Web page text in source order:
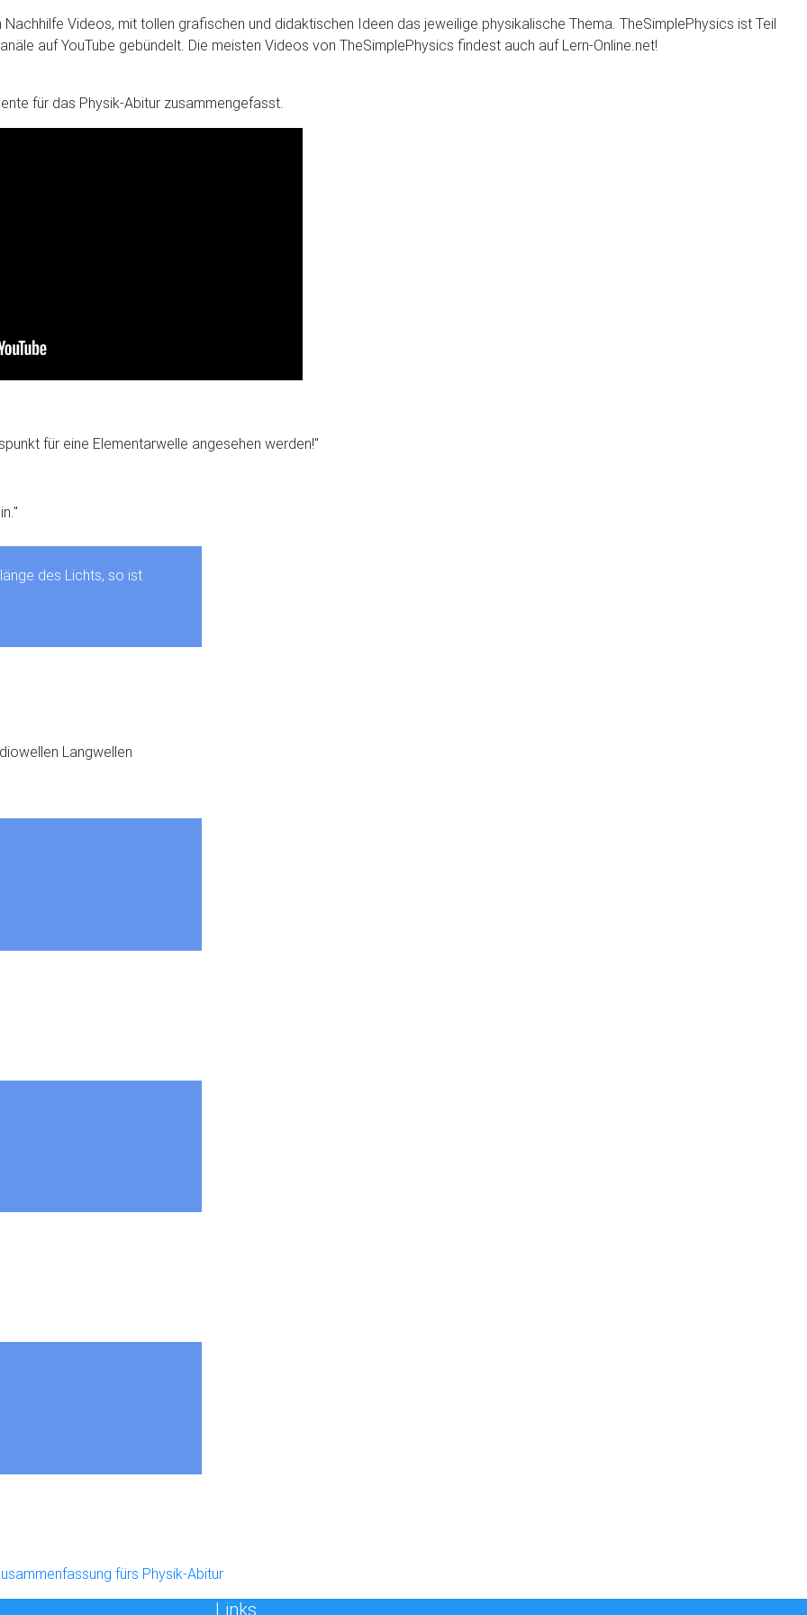
Nachhilfe Videos, mit tollen grafischen und didaktischen Ideen das jeweilige physikalische Thema. TheSimplePhysics ist Teil
auf YouTube gebündelt. Die meisten Videos von TheSimplePhysics findest auch auf Lern-Online.net!
für das Physik-Abitur zusammengefasst.
für eine Elementarwelle angesehen werden!"
des Lichts, so ist
Langwellen
fürs Physik-Abitur
Links